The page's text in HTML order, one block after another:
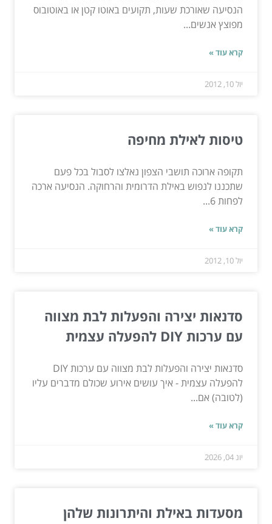
הנסיעה שאורכת שעות, תקועים באוטו קטן או באוטובוס
מפוצץ אנשים...
קרא עוד »
יול 10, 2012
טיסות לאילת מחיפה
תקופה ארוכה תושבי הצפון נאלצו לסבול בכל פעם
שתכננו לנפוש באילת הדרומית והרחוקה. הנסיעה ארכה
לפחות 6...
קרא עוד »
יול 10, 2012
סדנאות יצירה והפעלות לבת מצווה
עם ערכות DIY להפעלה עצמית
סדנאות יצירה והפעלות לבת מצווה עם ערכות DIY
להפעלה עצמית - איך עושים אירוע שכולם מדברים עליו
(לטובה) אם...
קרא עוד »
יונ 04, 2026
מסעדות באילת והיתרונות שלהן